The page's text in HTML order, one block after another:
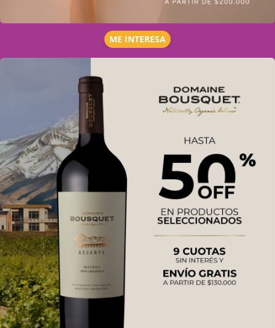
ME INTERESA